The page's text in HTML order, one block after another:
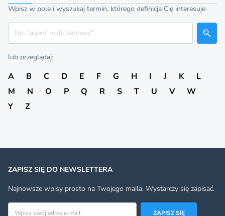
Wpisz w pole i wyszukaj termin, którego definicja Cię interesuje:
Szukaj
lub przeglądaj:
A B C D E F G H I J K
L
M
N O P Q R S T U V
W
Y
Z
ZAPISZ SIĘ DO NEWSLETTERA
Najnowsze wpisy prosto na Twojego maila. Wystarczy się zapisać.
ZAPISZ SIĘ